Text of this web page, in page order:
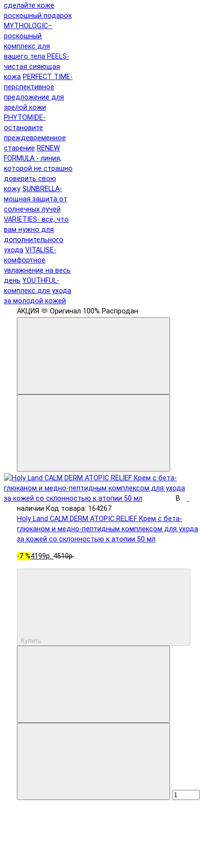
сделайте коже
роскошный подарок
MYTHOLOGIC–
роскошный
комплекс для
вашего тела PEELS-
чистая сияющая
кожа PERFECT TIME-
перспективное
предложение для
зрелой кожи
PHYTOMIDE-
остановите
преждевременное
старение RENEW
FORMULA - линия,
которой не страшно
доверить свою
кожу SUNBRELLA-
мощная защита от
солнечных лучей
VARIETIES- всё, что
вам нужно для
дополнительного
ухода VITALISE-
комфортное
увлажнение на весь
день YOUTHFUL-
комплекс для ухода
за молодой кожей
АКЦИЯ 🫶 Оригинал 100% Распродан
В
наличии Код товара: 164267
Holy Land CALM DERM ATOPIC RELIEF Крем с бета-
глюканом и медно-пептидным комплексом для ухода
за кожей со склонностью к атопии 50 мл
-7 %4199р. 4510р.
Купить